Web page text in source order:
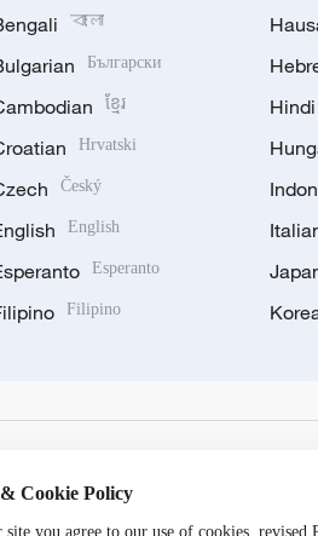
বাংলা
Български
ខ្មែរ
Hrvatski
Český
English
Esperanto
Filipino
Hindi
Cookie Policy
you agree to our use of cookies,